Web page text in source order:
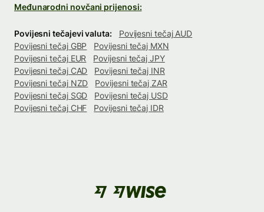
Međunarodni novčani prijenosi:
Povijesni tečajevi valuta:
Povijesni tečaj AUD
Povijesni tečaj GBP
Povijesni tečaj MXN
Povijesni tečaj EUR
Povijesni tečaj JPY
Povijesni tečaj CAD
Povijesni tečaj INR
Povijesni tečaj NZD
Povijesni tečaj ZAR
Povijesni tečaj SGD
Povijesni tečaj USD
Povijesni tečaj CHF
Povijesni tečaj IDR